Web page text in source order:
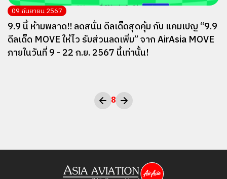
09 กันยายน 2567
9.9 นี้ ห้ามพลาด!! ลดสนั่น ดีลเด็ดสุดคุ้ม กับ แคมเปญ “9.9
ดีลเด็ด MOVE ให้ไว รับส่วนลดเพิ่ม” จาก AirAsia MOVE
ภายในวันที่ 9 - 22 ก.ย. 2567 นี้เท่านั้น!
8